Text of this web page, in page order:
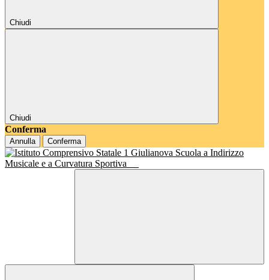
Chiudi
Chiudi
Conferma
Annulla Conferma
Scuola a Indirizzo
Musicale e a Curvatura Sportiva